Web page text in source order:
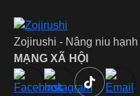
Zojirushi - Nâng niu
MẠNG XÃ HỘI